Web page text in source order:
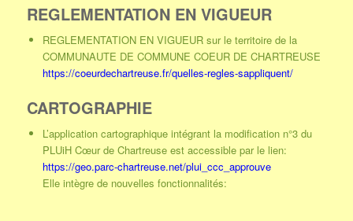
REGLEMENTATION EN VIGUEUR
REGLEMENTATION EN VIGUEUR sur le territoire de la
COMMUNAUTE DE COMMUNE COEUR DE CHARTREUSE
https://coeurdechartreuse.fr/quelles-regles-sappliquent/
CARTOGRAPHIE
L’application cartographique intégrant la modification n°3 du
PLUiH Cœur de Chartreuse est accessible par le lien:
https://geo.parc-chartreuse.net/plui_ccc_approuve
Elle intègre de nouvelles fonctionnalités: